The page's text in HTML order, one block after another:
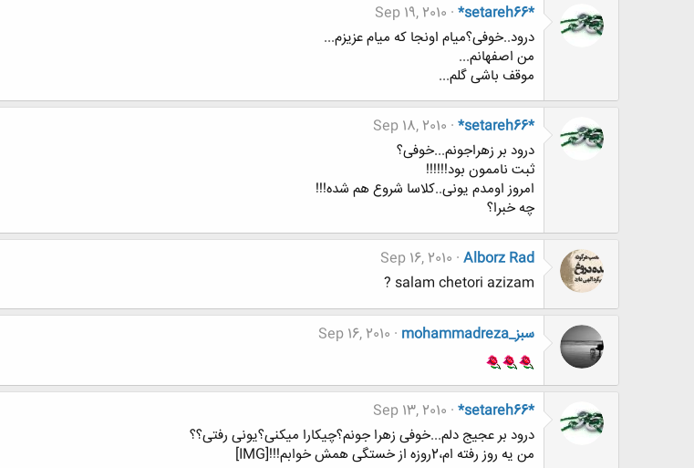
*setareh66*
Sep 19, 2010
درود..خوفی؟میام اونجا که میام عزیزم...
من اصفهانم...
موقف باشی گلم...
*setareh66*
Sep 18, 2010
درود بر زهراجونم...خوفی؟
ثبت ناممون بود!!!!!!
امروز اومدم یونی..کلاسا شروع هم شده!!!
چه خبرا؟
Alborz Rad
Sep 16, 2010
salam chetori azizam ?
mohammadreza_سبز Sep 16, 2010
*setareh66*
Sep 13, 2010
درود بر عجیج دلم...خوفی زهرا جونم؟چیکارا میکنی؟یونی رفتی؟؟
من یه روز رفته ام،2روزه از خستگی همش خوابم!!![IMG]